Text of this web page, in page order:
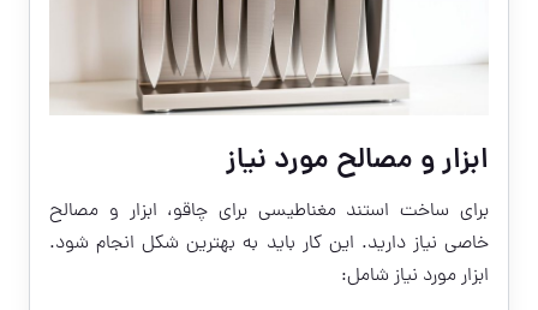
ابزار و مصالح مورد نیاز
برای ساخت استند مغناطیسی برای چاقو، ابزار و مصالح
خاصی نیاز دارید. این کار باید به بهترین شکل انجام شود.
ابزار مورد نیاز شامل: